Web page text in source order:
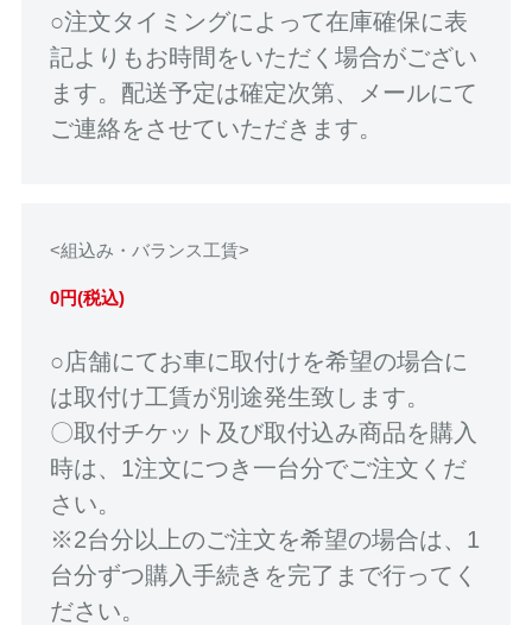
○注文タイミングによって在庫確保に表
記よりもお時間をいただく場合がござい
ます。配送予定は確定次第、メールにて
ご連絡をさせていただきます。
<組込み・バランス工賃>
0円(税込)
○店舗にてお車に取付けを希望の場合に
は取付け工賃が別途発生致します。
〇取付チケット及び取付込み商品を購入
時は、1注文につき一台分でご注文くだ
さい。
※2台分以上のご注文を希望の場合は、1
台分ずつ購入手続きを完了まで行ってく
ださい。